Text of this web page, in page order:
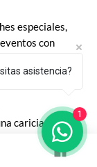
especiales,
con
caricia
especiado al
en su estela.
asistencia?
1